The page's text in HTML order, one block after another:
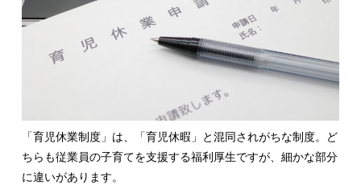
「育児休業制度」は、「育児休暇」と混同されがちな制度。ど
ちらも従業員の子育てを支援する福利厚生ですが、細かな部分
に違いがあります。